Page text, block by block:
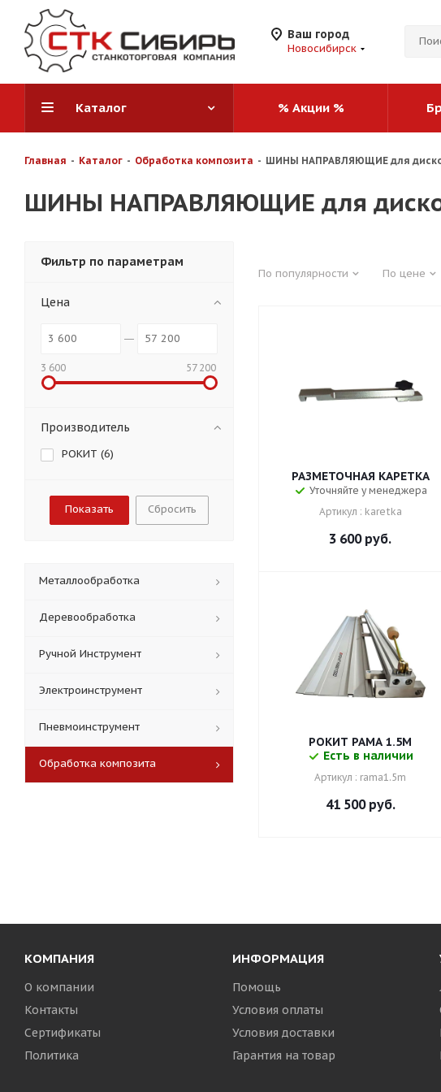
Ваш город
Новосибирск
Каталог % Акции %
Главная - Каталог - Обработка композита - ШИНЫ НАПРАВЛЯЮЩИЕ для
ШИНЫ НАПРАВЛЯЮЩИЕ для
По популярности По цене
РАЗМЕТОЧНАЯ КАРЕТКА
Уточняйте у менеджера
Артикул : karetka
3 600руб.
РОКИТ РАМА 1.5М
Есть в наличии
Артикул : rama1.5m
41 500руб.
Фильтр по параметрам
Цена
3 600 57 200
Производитель
РОКИТ (6)
Сбросить
Металлообработка
Деревообработка
Ручной Инструмент
Электроинструмент
Пневмоинструмент
Обработка композита
КОМПАНИЯ
О компании
Контакты
Сертификаты
Политика
ИНФОРМАЦИЯ
Помощь
Условия оплаты
Условия доставки
Гарантия на товар